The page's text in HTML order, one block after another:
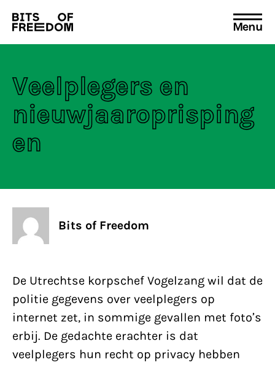
Search
for:
Menu
Veelplegers en
nieuwjaaroprisping
en
Bits of Freedom
De Utrechtse korpschef Vogelzang wil dat de
politie gegevens over veelplegers op
internet zet, in sommige gevallen met foto’s
erbij. De gedachte erachter is dat
veelplegers hun recht op privacy hebben